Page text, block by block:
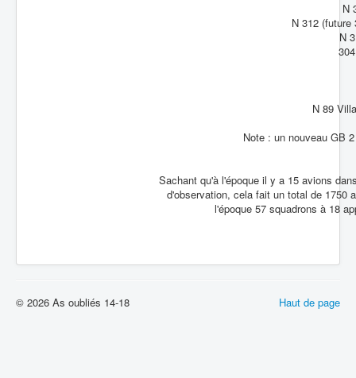
N
N 312
N
N 89
Note : un nouveau GB
Sachant qu'à l'époque il y a 15 avions
d'observation, cela fait un total de 1750
l'époque 57 squadrons à 18
Haut de page
© 2026 As oubliés 14-18